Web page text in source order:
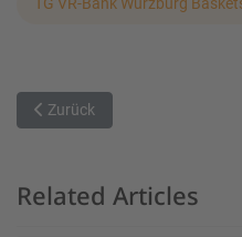
Vorheriger Beitrag: Sieg über
Zurück
Related Articles